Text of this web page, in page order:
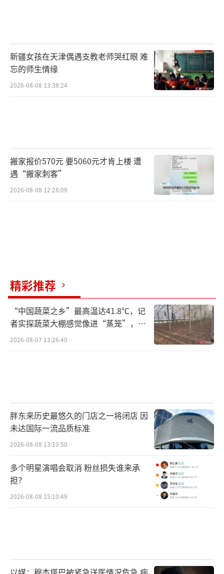
新疆女孩在天津偶遇支教老师哭红眼 难
忘的师生情缘
2026-08-08 13:38:24
搬家报价570元 要5060元才肯上楼 遭
遇“搬家刺客”
2026-08-08 12:28:09
精彩推荐
“中国蔬菜之乡”最高温达41.8℃，记
者实探蔬菜大棚感觉像进“蒸笼”，有
村民称只能凌晨两点起来干活
2026-08-07 13:26:40
胖东来历史最悠久的门店之一将闭店 因
未达国际一流品质标准
2026-08-08 13:10:50
多个明星演唱会取消 粉丝损失谁来承
担？
2026-08-08 15:10:49